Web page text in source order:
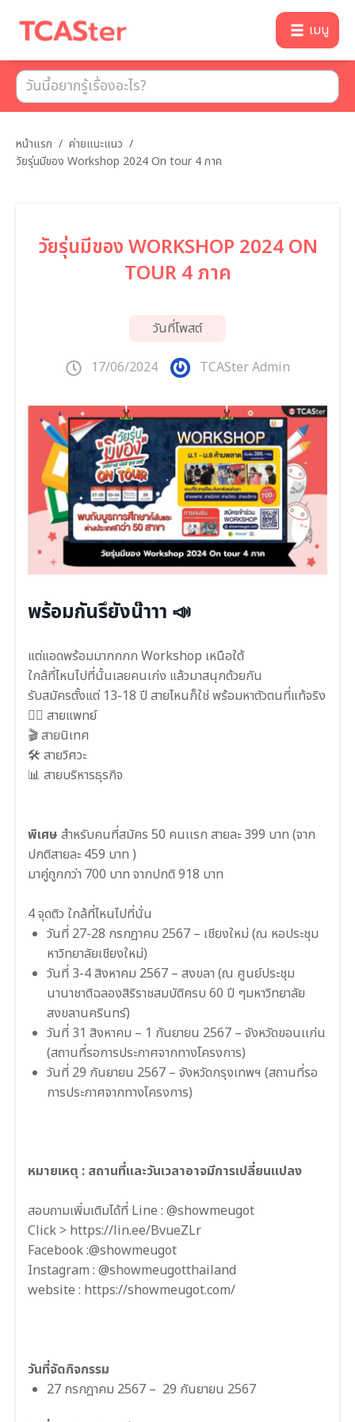
เมนู
หน้าแรก / ค่ายแนะแนว /
วัยรุ่นมีของ Workshop 2024 On tour 4 ภาค
วัยรุ่นมีของ WORKSHOP 2024 ON
TOUR 4 ภาค
วันที่โพสต์
17/06/2024 TCASter Admin
พร้อมกันรึยังน๊าาา 📣
แต่แอดพร้อมมากกกก Workshop เหนือใต้
ใกล้ที่ไหนไปที่นั้นเลยคนเก่ง แล้วมาสนุกด้วยกัน
รับสมัครตั้งแต่ 13-18 ปี สายไหนก็ใช่ พร้อมหาตัวตนที่แท้จริง
👨‍⚕️ สายแพทย์
🎬 สายนิเทศ
🛠 สายวิศวะ
📊 สายบริหารธุรกิจ
พิเศษ สำหรับคนที่สมัคร 50 คนเเรก สายละ 399 บาท (จาก
ปกติสายละ 459 บาท )
มาคู่ถูกกว่า 700 บาท จากปกติ 918 บาท
4 จุดติว ใกล้ที่ไหนไปที่นั่น
วันที่ 27-28 กรกฎาคม 2567 – เชียงใหม่ (ณ หอประชุม
หาวิทยาลัยเชียงใหม่)
วันที่ 3-4 สิงหาคม 2567 – สงขลา (ณ ศูนย์ประชุม
นานาชาติฉลองสิริราชสมบัติครบ 60 ปี ๆมหาวิทยาลัย
สงขลานครินทร์)
วันที่ 31 สิงหาคม – 1 กันยายน 2567 – จังหวัดขอนเเก่น
(สถานที่รอการประกาศจากทางโครงการ)
วันที่ 29 กันยายน 2567 – จังหวัดกรุงเทพฯ (สถานที่รอ
การประกาศจากทางโครงการ)
หมายเหตุ : สถานที่เเละวันเวลาอาจมีการเปลี่ยนเเปลง
สอบถามเพิ่มเติมได้ที่ Line : @showmeugot
Click > https://lin.ee/BvueZLr
Facebook :@showmeugot
Instagram : @showmeugotthailand
website : https://showmeugot.com/
วันที่จัดกิจกรรม
27 กรกฎาคม 2567 – 29 กันยายน 2567